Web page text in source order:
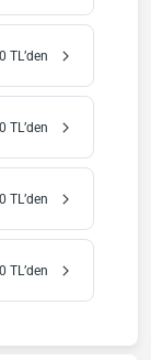
TL’den
TL’den
TL’den
TL’den